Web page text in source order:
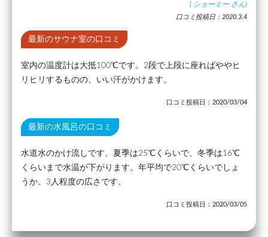
( ショーミー さん)
口コミ投稿日：2020.3.4
最新のサウナ室の口コミ
室内の温度計は大抵100℃です。2段で上段に座ればややヒ
リヒリするものの、いい汗がかけます。
口コミ投稿日：2020/03/04
最新の水風呂の口コミ
水道水のかけ流しです。夏季は25℃くらいで、冬季は16℃
くらいまで水温が下がります。年平均で20℃くらいでしょ
うか。3人程度の広さです。
口コミ投稿日：2020/03/05